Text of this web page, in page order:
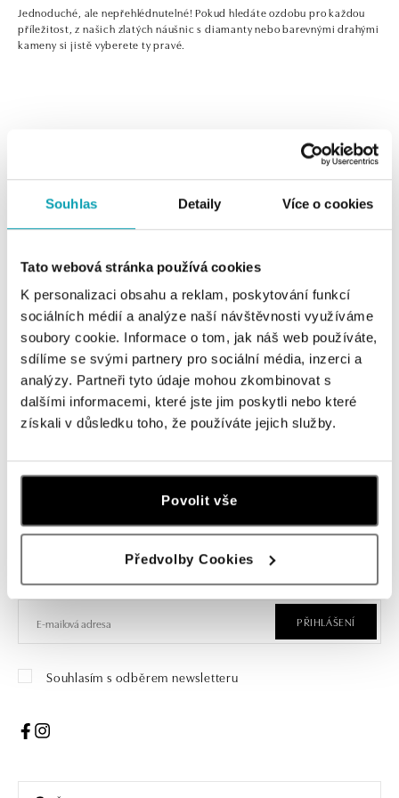
Souhlas Detaily Více o cookies
Tato webová stránka používá cookies
K personalizaci obsahu a reklam, poskytování funkcí
sociálních médií a analýze naší návštěvnosti využíváme
soubory cookie. Informace o tom, jak náš web používáte,
sdílíme se svými partnery pro sociální média, inzerci a
analýzy. Partneři tyto údaje mohou zkombinovat s
dalšími informacemi, které jste jim poskytli nebo které
získali v důsledku toho, že používáte jejich služby.
Povolit vše
Předvolby Cookies
Jednoduché, ale nepřehlédnutelné! Pokud hledáte ozdobu pro každou
příležitost, z našich zlatých náušnic s diamanty nebo barevnými drahými
kameny si jistě vyberete ty pravé.
0 z 0 produktů FILTR
Jednoduché, ale nepřehlédnutelné! Pokud hledáte
ozdobu pro každou příležitost, z našich zlatých náušnic s
diamanty nebo barevnými drahými kameny si jistě
vyberete ty pravé.
Přihlaste se k odběru newsletteru
Žena
Muž
PŘIHLÁŠENÍ
Souhlasím s odběrem newsletteru